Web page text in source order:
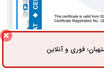
فوری و آنلاینثبت سفارش